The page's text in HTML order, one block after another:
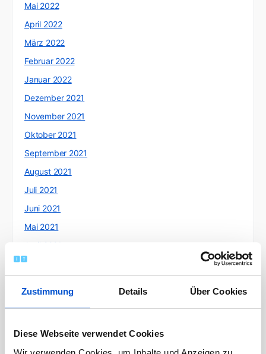
Zustimmung Details Über Cookies
Diese Webseite verwendet Cookies
Mai 2022
April 2022
März 2022
Februar 2022
Januar 2022
Dezember 2021
November 2021
Oktober 2021
September 2021
August 2021
Juli 2021
Juni 2021
Mai 2021
April 2021
März 2021
November 2020